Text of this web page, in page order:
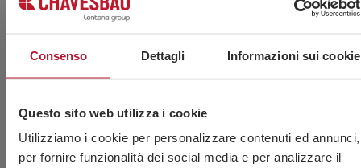
Consenso Dettagli Informazioni sui cookie
Questo sito web utilizza i cookie
Utilizziamo i cookie per personalizzare contenuti ed annunci,
per fornire funzionalità dei social media e per analizzare il
informazioni?